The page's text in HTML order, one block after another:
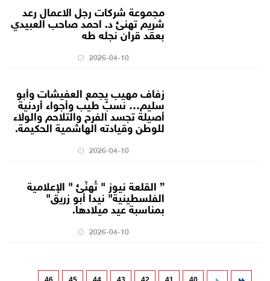
مجموعة شركات رجل الاعمال رعد
شريم تهنئ د. احمد صاحب العبيدي
بعقد قران نجله طه
2026-04-10
زفاف مهيب يجمع العفيشات وأبو
سليم… نسبٌ طيب وأجواء أردنية
أصيلة تجسد الفرح والتلاحم والولاء
للوطن وقيادته الهاشمية الحكيمة.
2026-04-10
” القلعة نيوز " تُهنّئ " الإعلامية
الفلسطينية" نيدا أبو زريق"
بمناسبة عيد ميلادها.
2026-04-10